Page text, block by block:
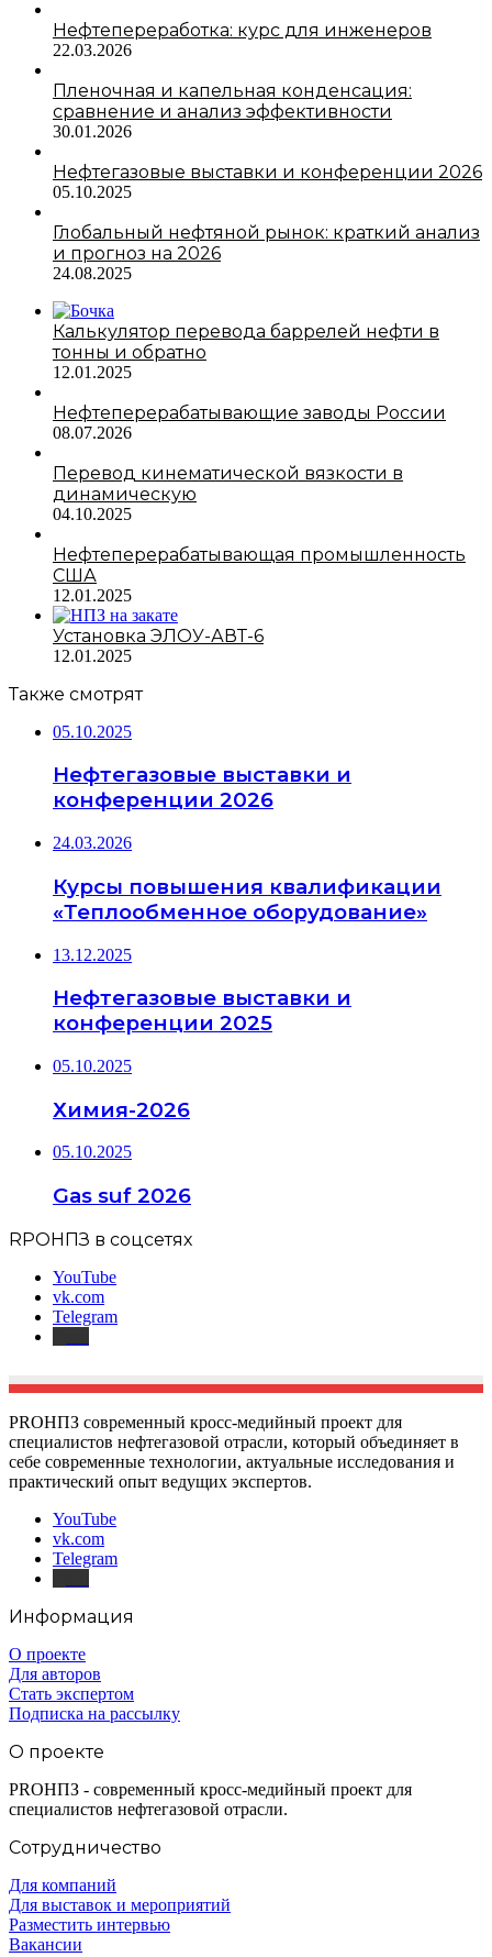
Нефтепереработка: курс для инженеров
22.03.2026
Пленочная и капельная конденсация:
сравнение и анализ эффективности
30.01.2026
Нефтегазовые выставки и конференции 2026
05.10.2025
Глобальный нефтяной рынок: краткий анализ
и прогноз на 2026
24.08.2025
Калькулятор перевода баррелей нефти в
тонны и обратно
12.01.2025
Нефтеперерабатывающие заводы России
08.07.2026
Перевод кинематической вязкости в
динамическую
04.10.2025
Нефтеперерабатывающая промышленность
США
12.01.2025
Установка ЭЛОУ-АВТ-6
12.01.2025
Также смотрят
05.10.2025
Нефтегазовые выставки и
конференции 2026
24.03.2026
Курсы повышения квалификации
«Теплообменное оборудование»
13.12.2025
Нефтегазовые выставки и
конференции 2025
05.10.2025
Химия-2026
05.10.2025
Gas suf 2026
RPOНПЗ в соцсетях
YouTube
vk.com
Telegram
PROНПЗ современный кросс-медийный проект для
специалистов нефтегазовой отрасли, который объединяет в
себе современные технологии, актуальные исследования и
практический опыт ведущих экспертов.
YouTube
vk.com
Telegram
Информация
О проекте
Для авторов
Стать экспертом
Подписка на рассылку
О проекте
PROНПЗ - современный кросс-медийный проект для
специалистов нефтегазовой отрасли.
Сотрудничество
Для компаний
Для выставок и мероприятий
Разместить интервью
Вакансии